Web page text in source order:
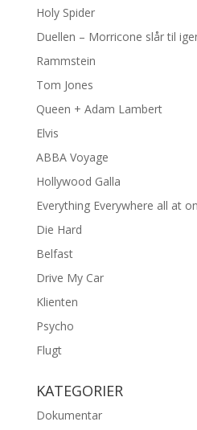
Holy Spider
Duellen – Morricone slår til
Rammstein
Tom Jones
Queen + Adam Lambert
Elvis
ABBA Voyage
Hollywood Galla
Everything Everywhere all at
Die Hard
Belfast
Drive My Car
Klienten
Psycho
Flugt
KATEGORIER
Dokumentar